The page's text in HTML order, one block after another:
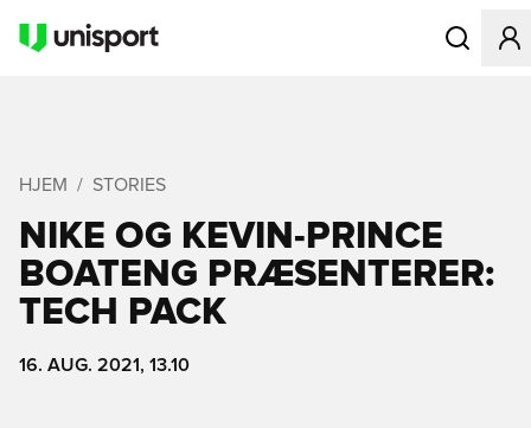
Åbner en
HJEM STORIES
NIKE OG KEVIN-PRINCE
BOATENG PRÆSENTERER:
TECH PACK
16. AUG. 2021, 13.10